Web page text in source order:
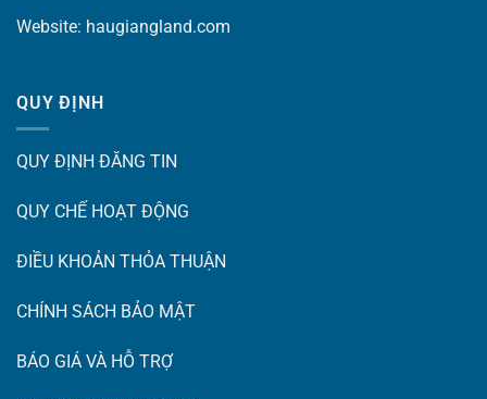
Website: haugiangland.com
QUY ĐỊNH
QUY ĐỊNH ĐĂNG TIN
QUY CHẾ HOẠT ĐỘNG
ĐIỀU KHOẢN THỎA THUẬN
CHÍNH SÁCH BẢO MẬT
BÁO GIÁ VÀ HỖ TRỢ